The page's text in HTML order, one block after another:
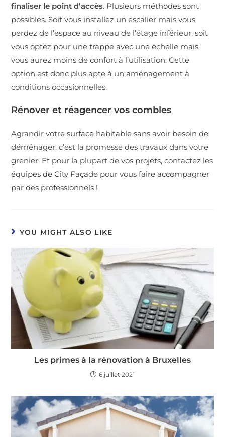
finaliser le point d’accès. Plusieurs méthodes sont
possibles. Soit vous installez un escalier mais vous
perdez de l’espace au niveau de l’étage inférieur, soit
vous optez pour une trappe avec une échelle mais
vous aurez moins de confort à l’utilisation. Cette
option est donc plus apte à un aménagement à
conditions occasionnelles.
Rénover et réagencer vos combles
Agrandir votre surface habitable sans avoir besoin de
déménager, c’est la promesse des travaux dans votre
grenier. Et pour la plupart de vos projets, contactez les
équipes de City Façade pour vous faire accompagner
par des professionnels !
YOU MIGHT ALSO LIKE
Les primes à la rénovation à Bruxelles
6 juillet 2021